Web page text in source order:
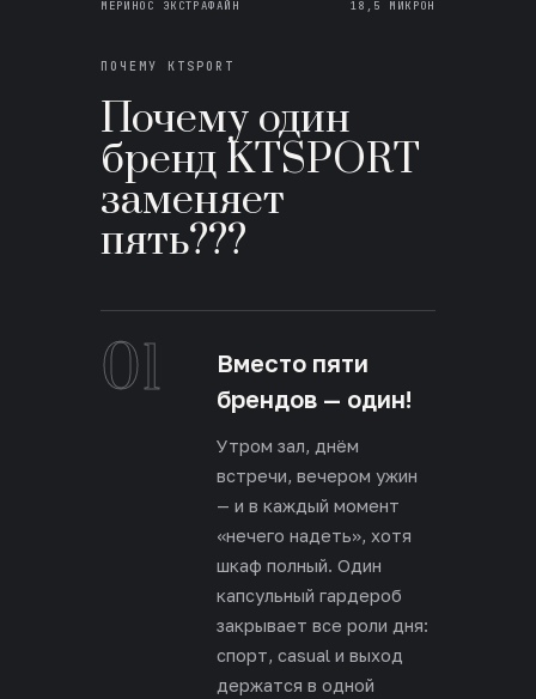
МЕРИНОС ЭКСТРАФАЙН 18,5 МИКРОН
ПОЧЕМУ KTSPORT
Почему один
бренд KTSPORT
заменяет
пять???
01
Вместо пяти
брендов — один!
Утром зал, днём
встречи, вечером ужин
— и в каждый момент
«нечего надеть», хотя
шкаф полный. Один
капсульный гардероб
закрывает все роли дня:
спорт, casual и выход
держатся в одной